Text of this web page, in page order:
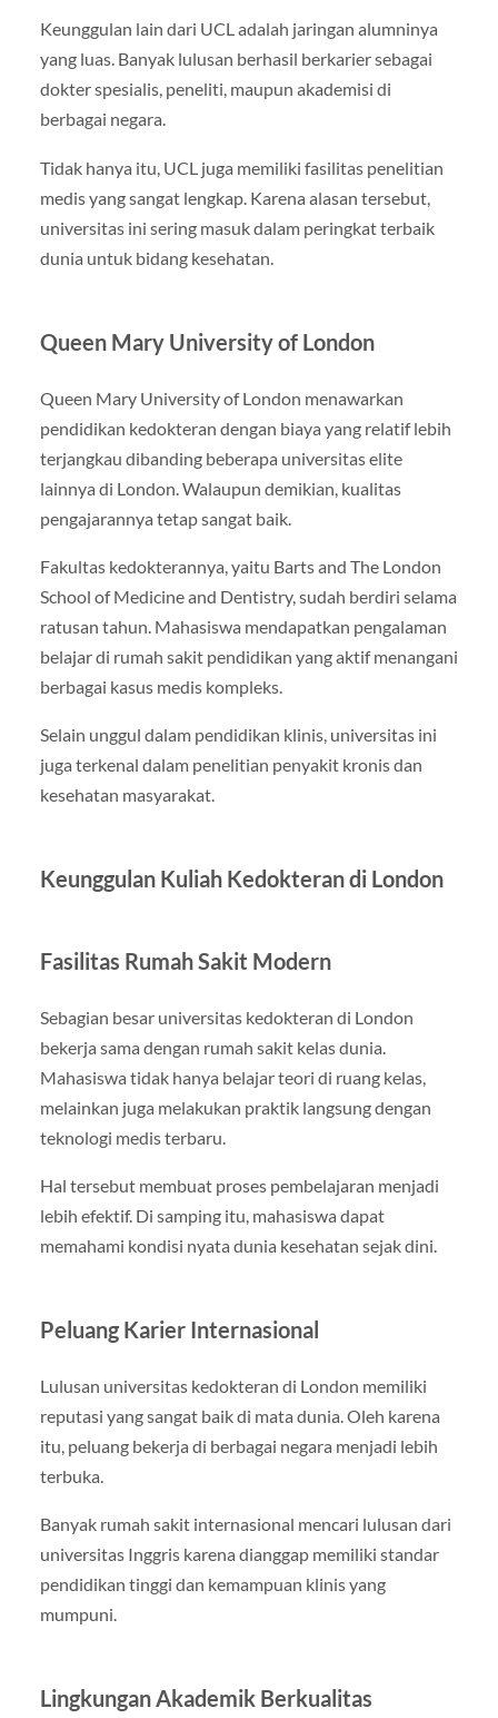
Keunggulan lain dari UCL adalah jaringan alumninya
yang luas. Banyak lulusan berhasil berkarier sebagai
dokter spesialis, peneliti, maupun akademisi di
berbagai negara.
Tidak hanya itu, UCL juga memiliki fasilitas penelitian
medis yang sangat lengkap. Karena alasan tersebut,
universitas ini sering masuk dalam peringkat terbaik
dunia untuk bidang kesehatan.
Queen Mary University of London
Queen Mary University of London menawarkan
pendidikan kedokteran dengan biaya yang relatif lebih
terjangkau dibanding beberapa universitas elite
lainnya di London. Walaupun demikian, kualitas
pengajarannya tetap sangat baik.
Fakultas kedokterannya, yaitu Barts and The London
School of Medicine and Dentistry, sudah berdiri selama
ratusan tahun. Mahasiswa mendapatkan pengalaman
belajar di rumah sakit pendidikan yang aktif menangani
berbagai kasus medis kompleks.
Selain unggul dalam pendidikan klinis, universitas ini
juga terkenal dalam penelitian penyakit kronis dan
kesehatan masyarakat.
Keunggulan Kuliah Kedokteran di London
Fasilitas Rumah Sakit Modern
Sebagian besar universitas kedokteran di London
bekerja sama dengan rumah sakit kelas dunia.
Mahasiswa tidak hanya belajar teori di ruang kelas,
melainkan juga melakukan praktik langsung dengan
teknologi medis terbaru.
Hal tersebut membuat proses pembelajaran menjadi
lebih efektif. Di samping itu, mahasiswa dapat
memahami kondisi nyata dunia kesehatan sejak dini.
Peluang Karier Internasional
Lulusan universitas kedokteran di London memiliki
reputasi yang sangat baik di mata dunia. Oleh karena
itu, peluang bekerja di berbagai negara menjadi lebih
terbuka.
Banyak rumah sakit internasional mencari lulusan dari
universitas Inggris karena dianggap memiliki standar
pendidikan tinggi dan kemampuan klinis yang
mumpuni.
Lingkungan Akademik Berkualitas